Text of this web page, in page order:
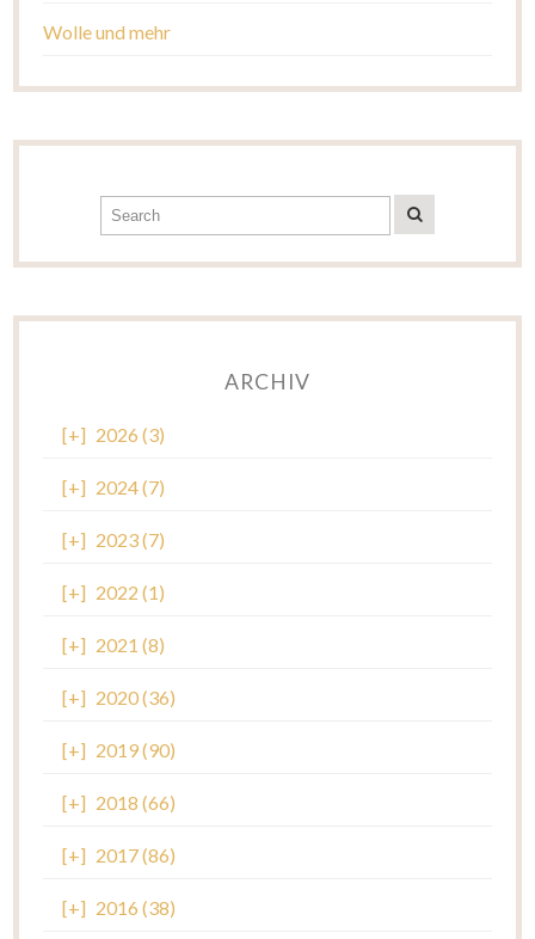
Wolle und mehr
ARCHIV
[+] 2026 (3)
[+] 2024 (7)
[+] 2023 (7)
[+] 2022 (1)
[+] 2021 (8)
[+] 2020 (36)
[+] 2019 (90)
[+] 2018 (66)
[+] 2017 (86)
[+] 2016 (38)